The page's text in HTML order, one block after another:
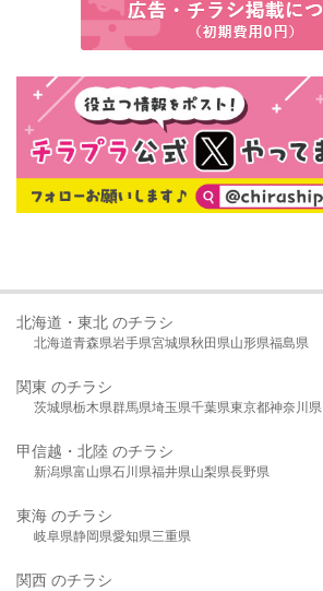
北海道・東北 のチラシ
北海道青森県岩手県宮城県秋田県山形県福島県
関東 のチラシ
茨城県栃木県群馬県埼玉県千葉県東京都神奈川県
甲信越・北陸 のチラシ
新潟県富山県石川県福井県山梨県長野県
東海 のチラシ
岐阜県静岡県愛知県三重県
関西 のチラシ